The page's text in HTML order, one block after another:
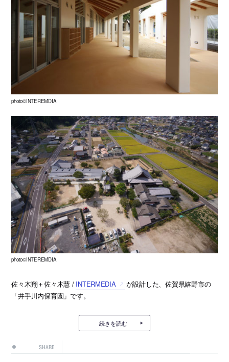
photo©INTEREMDIA
photo©INTEREMDIA
佐々木翔＋佐々木慧 / INTERMEDIA
が設計した、佐賀県嬉野市の
「井手川内保育園」です。
続きを読む
SHARE